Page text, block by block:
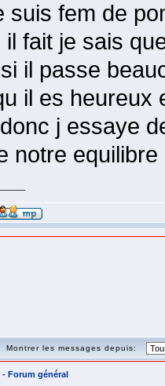
suis fem de
il fait je sais
il passe
il es heureux
j essaye
notre equilibre
Montrer les messages depuis:
- Forum général